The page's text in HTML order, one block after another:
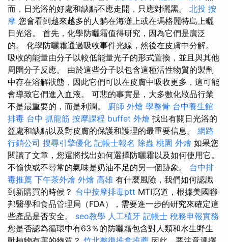
而，日光浴的好處和缺點不應走開，只應對曬黑。 北投 按
摩 您會看到越來越多的人躺在海灘上或在瑪格麗特島上曬
日光浴。 首先，化學防曬霜值得研究，因為它們是廣泛
的。 化學防曬霜通過吸收事件光線，然後在皮膚中分解。
吸收的能量由分子以較低能量光子的形式置換，並且與其他
周圍分子反應。 由於這些分子以包含這種活性物質的製劑
中存在溶解狀態，因此它們可以在皮膚中吸收更多，這可能
會導致它們進入血液。 可悲的事實是，大多數化妝品行業
不是最重要的，而是利潤。 廚師 外燴 學整骨 台中養生館
排毒 台中 抓龍筋 按摩課程 buffet 外燴 找出有關日光浴的
益處和缺點以及對皮膚的保護和護理的最重要信息。 網路
行銷公司 搜尋引擎優化 記帳士報名 除蟲 桃園 外燴 如果您
閱讀了文章，您還將找出如何選擇防曬霜以及如何使用它。
不愉快或不尋常的氣味是奶油不足的另一個跡象。 台中排
毒推薦 下午茶外燴 外燴 高雄 有什麼風險，我們如何認識
到新購買的時候？ 台中按摩排毒ptt MTI寫道，根據美國聯
邦醫學和食品管理局（FDA），需要進一步的研究來確定這
些產品是否安全。 seo教學 人工植牙 記帳士 稅務申報實務
您是否認為循環中有63％的防曬霜包含對人類和水生野生